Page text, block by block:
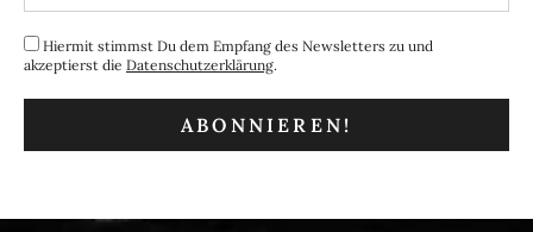
Hiermit stimmst Du dem Empfang des Newsletters zu und
akzeptierst die Datenschutzerklärung.